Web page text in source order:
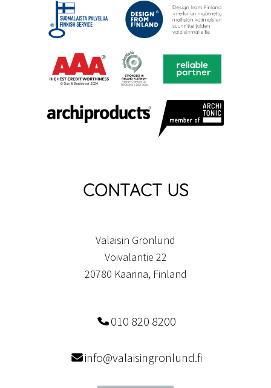
CONTACT US
Valaisin Grönlund
Voivalantie 22
20780 Kaarina, Finland
010 820 8200
info@valaisingronlund.fi